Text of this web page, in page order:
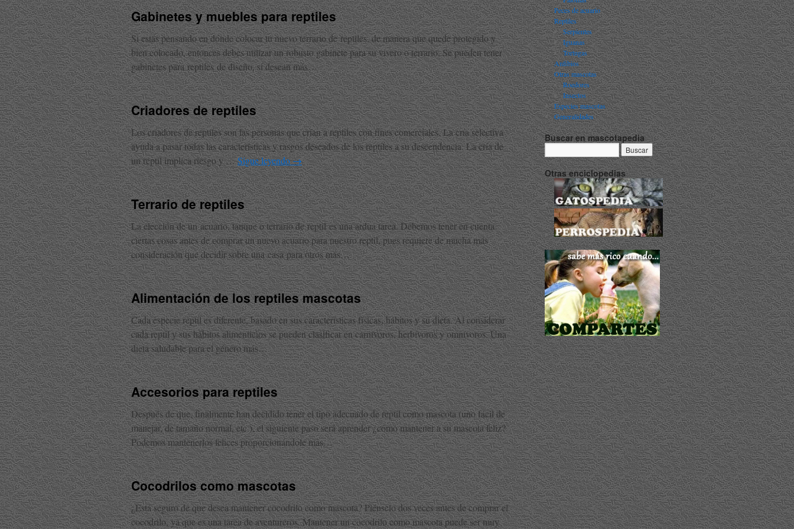
Gabinetes y muebles para reptiles
Si estás pensando en dónde colocar tu nuevo terrario de reptiles, de manera que quede protegido y
bien colocado, entonces debes utilizar un robusto gabinete para su vivero o terrario. Se pueden tener
gabinetes para reptiles de diseño, si desean más…
Criadores de reptiles
Los criadores de reptiles son las personas que crían a reptiles con fines comerciales. La cría selectiva
ayuda a pasar todas las características y rasgos deseados de los reptiles a su descendencia. La cría de
un reptil implica riesgo y …Sigue leyendo→
Terrario de reptiles
La elección de un acuario, tanque o terrario de reptil es una ardua tarea. Debemos tener en cuenta
ciertas cosas antes de comprar un nuevo acuario para nuestro reptil, pues requiere de mucha más
consideración que decidir sobre una casa para otros más…
Alimentación de los reptiles mascotas
Cada especie reptil es diferente, basado en sus características físicas, hábitos y su dieta. Al considerar
cada reptil y sus hábitos alimenticios se pueden clasificar en carnívoros, herbívoros y omnívoros. Una
dieta saludable para el género más…
Accesorios para reptiles
Después de que, finalmente han decidido tener el tipo adecuado de reptil como mascota (uno fácil de
manejar, de tamaño normal, etc.), el siguiente paso será aprender ¿cómo mantener a su mascota feliz?
Podemos mantenerlos felices proporcionándole más…
Cocodrilos como mascotas
¿Está seguro de que desea mantener cocodrilo como mascota? Piénselo dos veces antes de comprar el
cocodrilo, ya que es una tarea de aventureros. Mantener un cocodrilo como mascota puede ser muy
Peces de acuario
Reptiles
Serpientes
Iguanas
Tortugas
Anfibios
Otras mascotas
Roedores
Insectos
Especies mascotas
Generalidades
Buscar en mascotapedia
Otras enciclopedias